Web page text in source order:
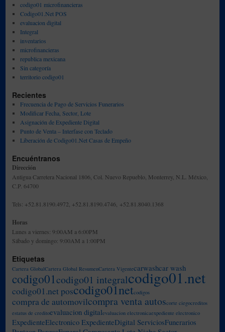
codigo01 microfinancieras
Codigo01.Net POS
evaluacion digital
Integral
inventarios
microfinancieras
republica mexicana
Sin categoría
territorio codigo01
Recientes
Frecuencia de Pago de Servicios Funerarios
Modificar Fecha, Sector, Lote
Asignación de Expediente Digital
Punto de Venta – Interfase con Teclado
Liberación de Codigo01.Net Casas de Empeño
Encuéntranos
Dirección
Antigua Carretera Nacional 1806, Col. Nuevo Repueblo, Monterrey, N.L. México,
C.P. 64700
Tels: +52.81.8190.4972, +52.81.8190.4746, +52.81.8040.1368
Horas
Lunes a viernes: 9:00AM a 6:00PM
Sábado y domingo: 9:00AM a 1:00PM
Etiquetas
Cartera GlobalCartera Global ResumenCartera Vigentecarwashcar wash
codigo01codigo01 integralcodigo01.net
codigo01.net poscodigo01netcodigos
compra de automovilcompra venta autoscorte ciegocreditos
estatus de creditoevaluacion digitalevaluacion electronicaexpediente electronico
ExpedienteElectronico ExpedienteDigital ServiciosFunerarios